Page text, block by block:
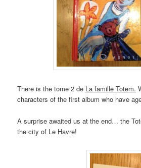
There is the tome 2 de La famille Totem.
characters of the first album who have
A surprise awaited us at the end… the
the city of Le Havre!